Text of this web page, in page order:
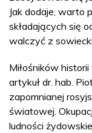
Jak dodaje, warto
składających się
walczyć z
Miłośników
artykuł dr. hab.
zapomnianej
światowej.
ludności